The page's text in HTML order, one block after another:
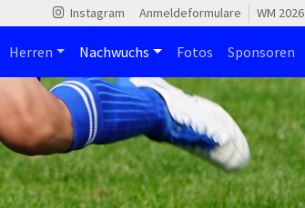
Instagram Anmeldeformulare WM 2026
Herren Nachwuchs Fotos Sponsoren